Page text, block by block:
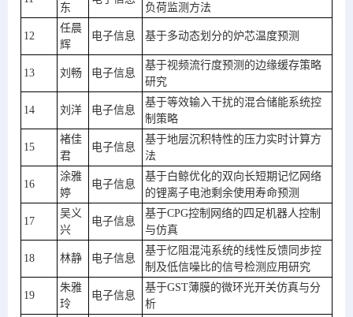
东 负荷监测方法
12
任晨
辉
电子信息 基于多动态划分的炉芯温度预测
13 刘畅 电子信息
基于视频流行度预测的边缘缓存策略
研究
14 刘洋 电子信息
基于等效输入干扰的混合储能系统控
制策略
15
褚佳
君
电子信息
基于地层沉积特性的压力实时计算方
法
16
涂雅
婷
电子信息
基于白鲸优化的双向长短期记忆网络
的锂离子电池剩余使用寿命预测
17
吴义
兴
电子信息
基于CPG控制网络的四足机器人控制
与仿真
18 林静 电子信息
基于忆阻混沌系统的线性反馈同步控
制及低信噪比的信号检测应用研究
19
朱雅
玲
电子信息
基于GST薄膜的微环光开关仿真与分
析